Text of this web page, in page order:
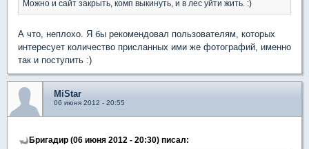
Можно и сайт закрыть, комп выкинуть, и в лес уйти жить. :)
А что, неплохо. Я бы рекомендовал пользователям, которых
интересует количество присланных ими же фотографий, именно
так и поступить :)
MiStar
06 июня 2012 - 20:55
Бригадир (06 июня 2012 - 20:30) писал: